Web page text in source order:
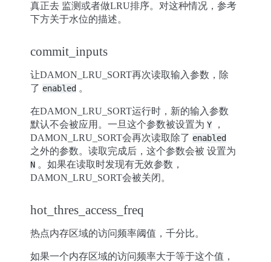
真正去 监测或者做LRU排序。对这种情况，参考
下方关于水位的描述。
commit_inputs
让DAMON_LRU_SORT再次读取输入参数，除
了 enabled 。
在DAMON_LRU_SORT运行时，新的输入参数
默认不会被应用。一旦这个参数被设置为 Y ，
DAMON_LRU_SORT会再次读取除了 enabled
之外的参数。读取完成后，这个参数会被 设置为
N 。如果在读取时发现有无效参数，
DAMON_LRU_SORT会被关闭。
hot_thres_access_freq
热点内存区域的访问频率阈值，千分比。
如果一个内存区域的访问频率大于等于这个值，